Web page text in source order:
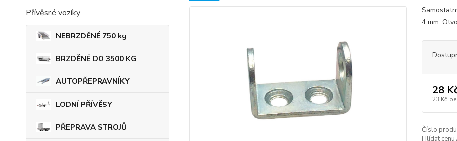
Přívěsné vozíky
NEBRZDĚNÉ 750 kg
BRZDĚNÉ DO 3500 KG
AUTOPŘEPRAVNÍKY
LODNÍ PŘÍVĚSY
PŘEPRAVA STROJŮ
4 mm.
28
23 Kč
Číslo
Hlídat